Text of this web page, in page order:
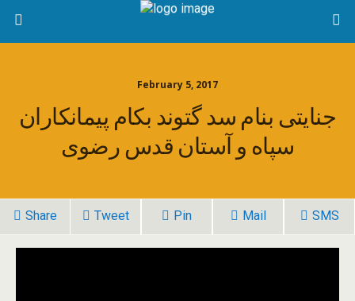
February 5, 2017
جنایتی بنام سد گتوند بکام پیمانکاران
سپاه و آستان قدس رضوی
Share Tweet Pin Mail SMS